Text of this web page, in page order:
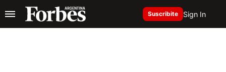
Suscribite Sign In